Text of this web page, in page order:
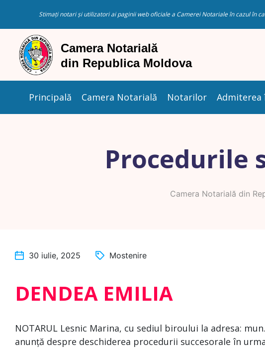
Stimați notari și utilizatori ai paginii web oficiale a Camerei Notariale în cazul în
Principală Camera Notarială Notarilor Admiterea
Procedurile
Camera Notarială din
30 iulie, 2025 Mostenire
DENDEA EMILIA
NOTARUL Lesnic Marina, cu sediul biroului la adresa:
anunță despre deschiderea procedurii succesorale în